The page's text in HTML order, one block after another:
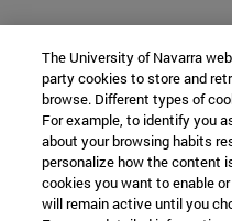
The University of Navarra
party cookies to store and
browse. Different types of
For example, to identify you
about your browsing habits
personalize how the content
cookies you want to enable
will remain active until you